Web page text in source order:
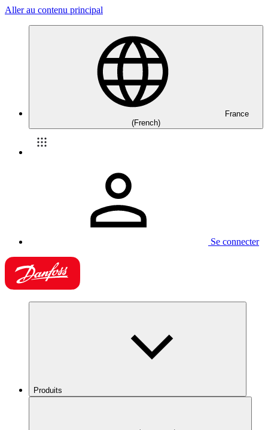
Aller au contenu principal
France
(French)
Se connecter
Produits